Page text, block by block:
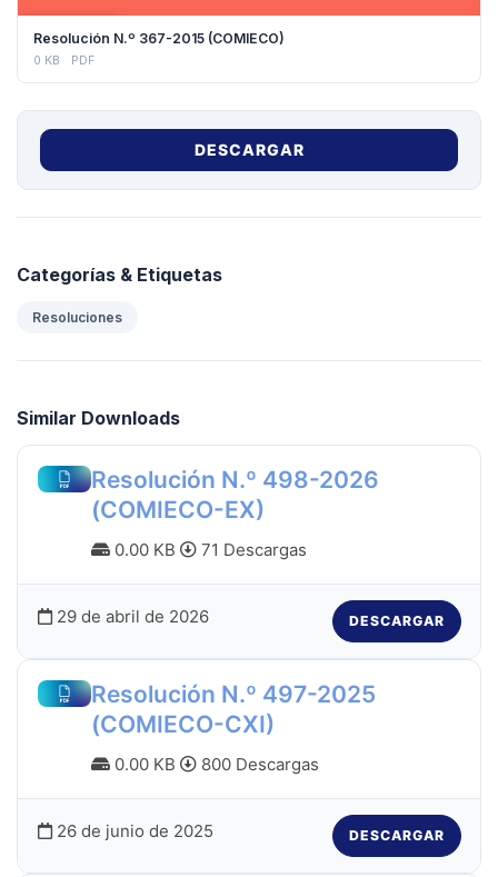
Resolución N.º 367-2015 (COMIECO)
0 KB PDF
DESCARGAR
Categorías & Etiquetas
Resoluciones
Similar Downloads
Resolución N.º 498-2026
(COMIECO-EX)
0.00 KB 71 Descargas
29 de abril de 2026 DESCARGAR
Resolución N.º 497-2025
(COMIECO-CXI)
0.00 KB 800 Descargas
26 de junio de 2025 DESCARGAR